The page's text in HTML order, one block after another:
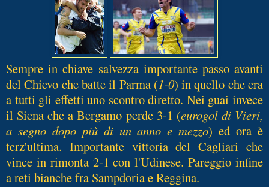
Sempre in chiave salvezza importante passo avanti
del Chievo che batte il Parma (1-0) in quello che era
a tutti gli effetti uno scontro diretto. Nei guai invece
il Siena che a Bergamo perde 3-1 (eurogol di Vieri,
a segno dopo più di un anno e mezzo) ed ora è
terz'ultima. Importante vittoria del Cagliari che
vince in rimonta 2-1 con l'Udinese. Pareggio infine
a reti bianche fra Sampdoria e Reggina.